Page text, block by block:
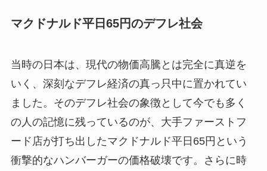
マクドナルド平日65円のデフレ社会
当時の日本は、現代の物価高騰とは完全に真逆を
いく、深刻なデフレ経済の真っ只中に置かれてい
ました。そのデフレ社会の象徴として今でも多く
の人の記憶に残っているのが、大手ファーストフ
ード店が打ち出したマクドナルド平日65円という
衝撃的なハンバーガーの価格破壊です。さらに時